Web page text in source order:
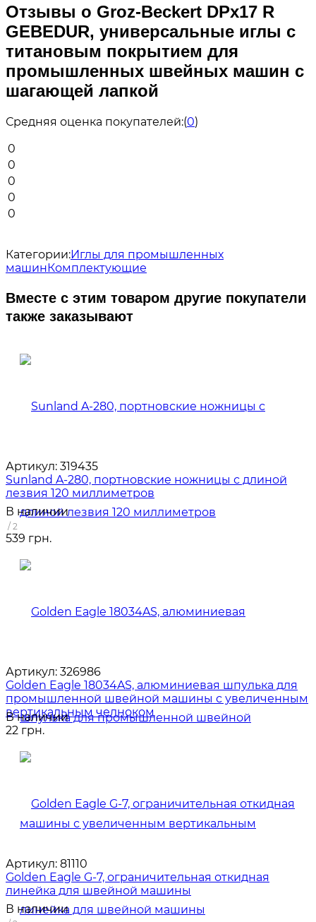
Отзывы о Groz-Beckert DPx17 R
GEBEDUR, универсальные иглы с
титановым покрытием для
промышленных швейных машин с
шагающей лапкой
Средняя оценка покупателей:(0)
0
0
0
0
0
Категории:Иглы для промышленных
машинКомплектующие
Вместе с этим товаром другие покупатели
также заказывают
Артикул: 319435
Sunland A-280, портновские ножницы с длиной
лезвия 120 миллиметров
В наличии
/ 2
539 грн.
Артикул: 326986
Golden Eagle 18034AS, алюминиевая шпулька для
промышленной швейной машины с увеличенным
вертикальным челноком
В наличии
22 грн.
Артикул: 81110
Golden Eagle G-7, ограничительная откидная
линейка для швейной машины
В наличии